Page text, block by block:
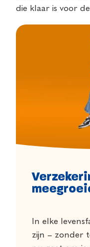
die klaar is voor
In elke
zijn – zonder